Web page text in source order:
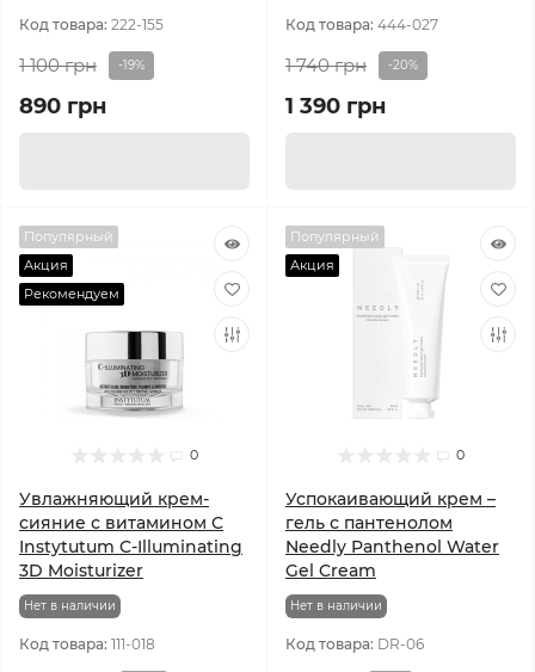
Код товара: 222-155
1 100 грн -19%
890 грн
Код товара: 444-027
1 740 грн -20%
1 390 грн
Популярный
Акция
Рекомендуем
0
Увлажняющий крем-
сияние с витамином C
Instytutum C-Illuminating
3D Moisturizer
Нет в наличии
Код товара: 111-018
Популярный
Акция
0
Успокаивающий крем –
гель с пантенолом
Needly Panthenol Water
Gel Cream
Нет в наличии
Код товара: DR-06